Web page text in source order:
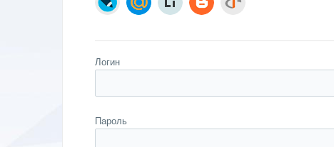
Логин
Пароль